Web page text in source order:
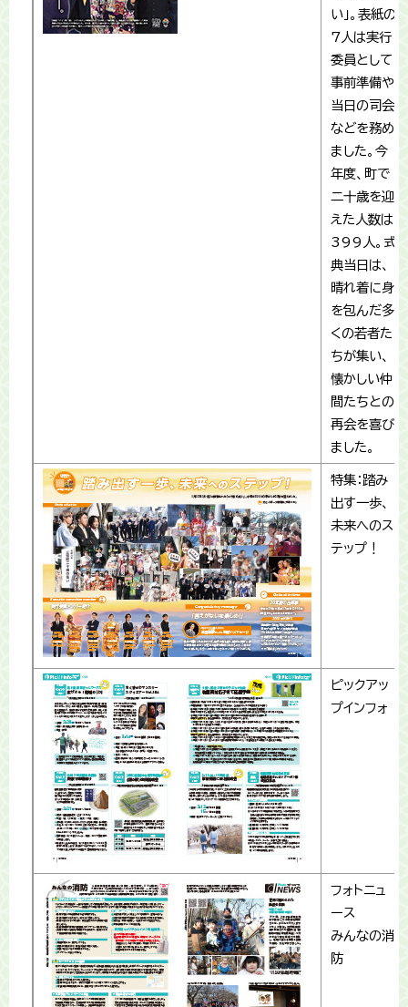
い」。表紙の
7人は実行
委員として
事前準備や
当日の司会
などを務め
ました。今
年度、町で
二十歳を迎
えた人数は
399人。式
典当日は、
晴れ着に身
を包んだ多
くの若者た
ちが集い、
懐かしい仲
間たちとの
再会を喜び
ました。
特集：踏み
出す一歩、
未来へのス
テップ！
ピックアッ
プインフォ
フォトニュ
ース
みんなの消
防